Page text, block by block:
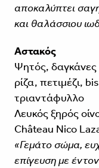
αποκαλύπτει
και θαλάσσιου
Αστακός
Ψητός, δαγκάνες
ρίζα, πετιμέζι,
τριαντάφυλλο
Λευκός ξηρός
Château Nico
«Γεμάτο σώμα,
επίγευση με